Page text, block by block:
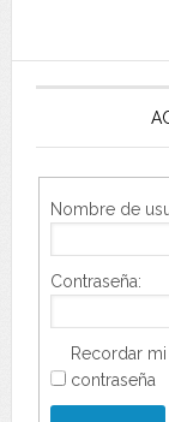
Nombre de
Contraseña:
Recordar mi
contraseña